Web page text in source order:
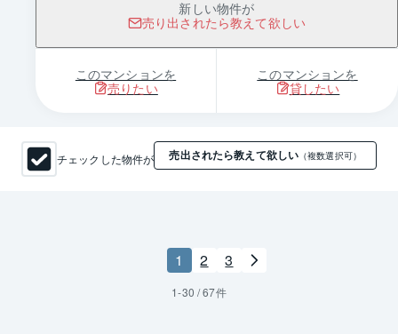
新しい物件が
売り出されたら教えて欲しい
このマンションを
売りたい
このマンションを
貸したい
チェックした物件が 売出されたら教えて欲しい （複数選択可）
1 2 3
1-30 /67件